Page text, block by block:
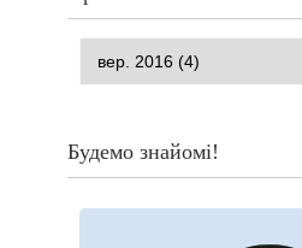
Будемо знайомі!